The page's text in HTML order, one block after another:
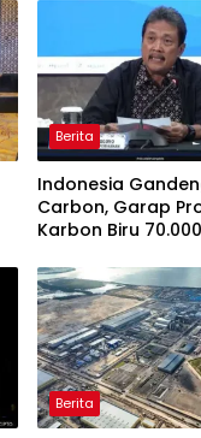
Berita
Indonesia
Carbon, Garap
Karbon Biru
Berita